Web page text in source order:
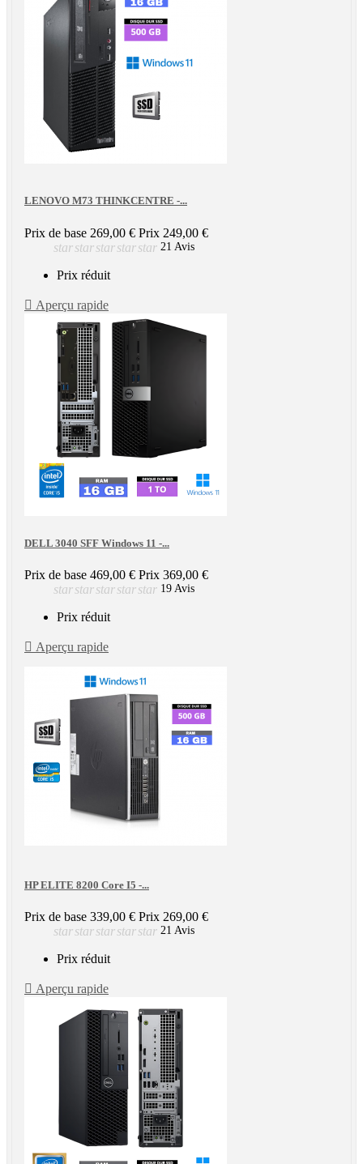
LENOVO M73 THINKCENTRE -...
Prix de base 269,00 € Prix 249,00 €
starstarstarstarstar 21 Avis
Prix réduit
 Aperçu rapide
DELL 3040 SFF Windows 11 -...
Prix de base 469,00 € Prix 369,00 €
starstarstarstarstar 19 Avis
Prix réduit
 Aperçu rapide
HP ELITE 8200 Core I5 -...
Prix de base 339,00 € Prix 269,00 €
starstarstarstarstar 21 Avis
Prix réduit
 Aperçu rapide